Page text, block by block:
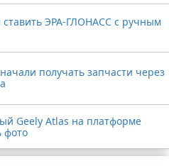
ставить ЭРА-ГЛОНАСС с ручным
получать запчасти через
Geely Atlas на платформе
фото